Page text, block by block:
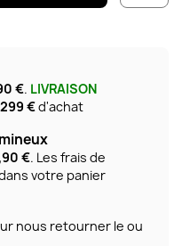
€. LIVRAISON
299 €d'achat
€. Les frais de
votre panier
nous retourner le ou